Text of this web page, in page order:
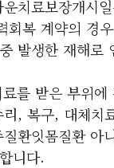
치료보장개시
회복 계약의 경
발생한 재해로
를 받은 부위
, 복구, 대체치
환잇몸질환 아
니다.